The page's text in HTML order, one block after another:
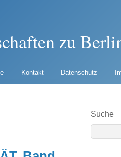
zu
Kontakt Datenschutz
Suche